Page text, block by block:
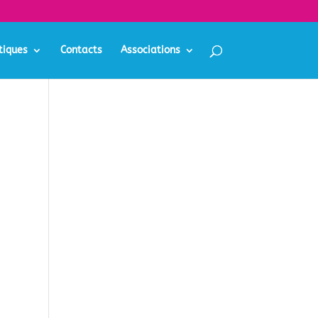
Contacts Associations